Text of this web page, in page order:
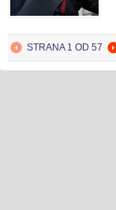
STRANA 1 OD 57